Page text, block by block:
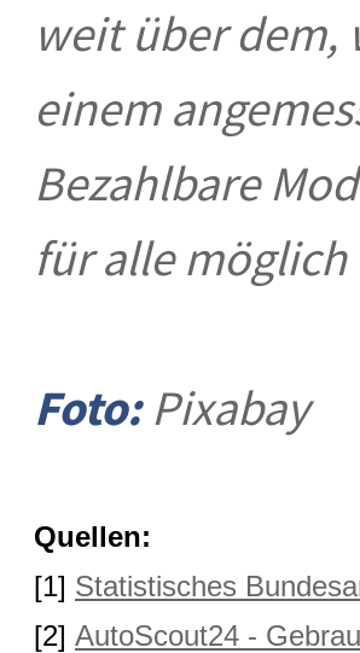
weit über dem,
einem
Bezahlbare
für alle
Foto:Pixabay
Quellen:
[1] Statistisches
[2] AutoScout24 -